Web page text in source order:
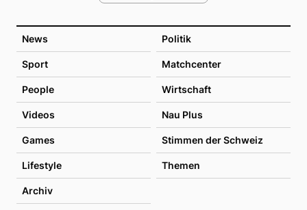
News Politik
Sport Matchcenter
People Wirtschaft
Videos Nau Plus
Games Stimmen der Schweiz
Lifestyle Themen
Archiv